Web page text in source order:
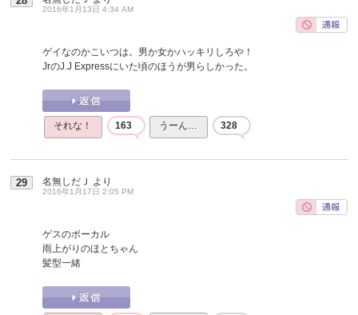
2016年1月13日 4:34 AM
ゲイなのかこいつは。男か女かハッキリしろや！
JrのJ.J Expressにいた頃のほうが男らしかった。
それな！ 163 うーん… 328
29 名無しだＪ より
2016年1月17日 2:05 PM
ゲスのボーカル
雨上がりのほとちゃん
髪型一緒